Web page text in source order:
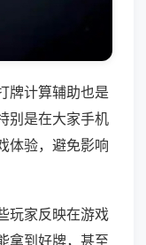
牌计算辅助也是
别是在大家手机
体验，避免影响
玩家反映在游戏
拿到好牌，甚至